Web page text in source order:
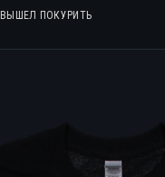
ВЫШЕЛ ПОКУРИТЬ